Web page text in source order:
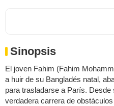
Sinopsis
El joven Fahim (Fahim
a huir de su Bangladés natal,
para trasladarse a París. Desde
verdadera carrera de